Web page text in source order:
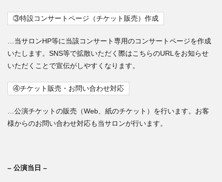
③特設コンサートページ（チケット販売）作成
…当サロンHP等に当該コンサート専用のコンサートページを作成
いたします。SNS等で拡散いただく際はこちらのURLをお知らせ
いただくことで宣伝がしやすくなります。
④チケット販売・お問い合わせ対応
…公演チケットの販売（Web、紙のチケット）を行います。お客
様からのお問い合わせ対応も当サロンが行います。
– 公演当日 –